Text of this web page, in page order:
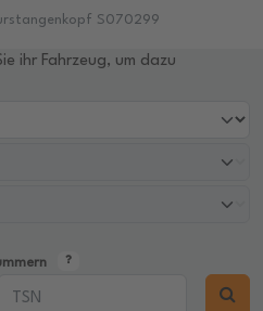
S070299
ihr Fahrzeug, um dazu